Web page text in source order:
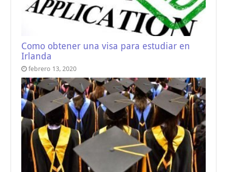
Como obtener una visa para estudiar en
Irlanda
febrero 13, 2020